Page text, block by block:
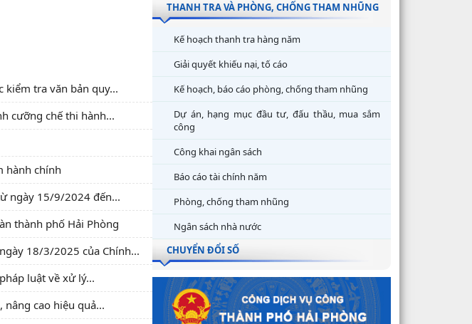
kiểm tra văn bản quy...
cưỡng chế thi hành...
hành chính
ngày 15/9/2024 đến...
thành phố Hải Phòng
18/3/2025 của Chính...
luật về xử lý...
cao hiệu quả...
THANH TRA VÀ PHÒNG, CHỐNG THAM NHŨNG
Kế hoạch thanh tra hàng năm
Giải quyết khiếu nại, tố cáo
Kế hoạch, báo cáo phòng, chống tham nhũng
Dự án, hạng mục đầu tư, đấu thầu, mua sắm
công
Công khai ngân sách
Báo cáo tài chính năm
Phòng, chống tham nhũng
Ngân sách nhà nước
CHUYỂN ĐỔI SỐ